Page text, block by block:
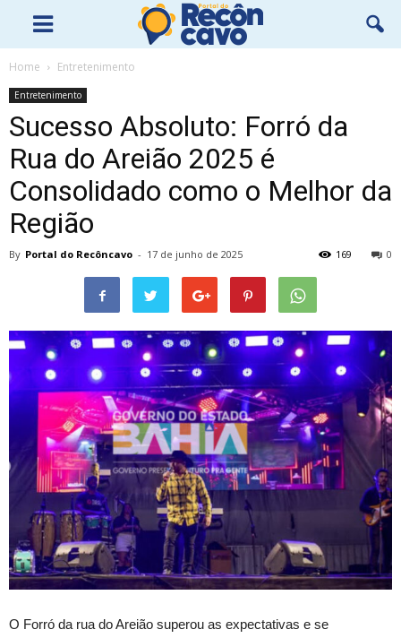
Home Entretenimento
Entretenimento
Sucesso Absoluto: Forró da
Rua do Areião 2025 é
Consolidado como o Melhor da
Região
By Portal do Recôncavo - 17 de junho de 2025 0
169
O Forró da rua do Areião superou as expectativas e se